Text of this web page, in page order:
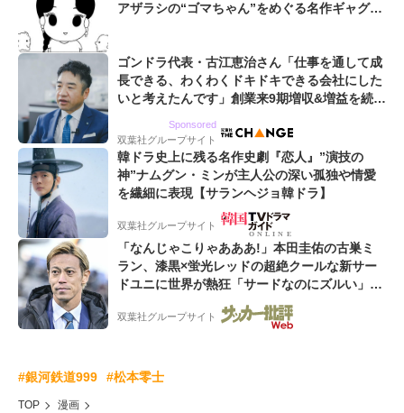
アザラシの“ゴマちゃん”をめぐる名作ギャグ4
ゴンドラ代表・古江恵治さん「仕事を通して成
長できる、わくわくドキドキできる会社にした
いと考えたんです」創業来9期増収&増益を続け
Sponsored
双葉社グループサイト
韓ドラ史上に残る名作史劇『恋人』”演技の
神”ナムグン・ミンが主人公の深い孤独や情愛
を繊細に表現【サランヘジョ韓ドラ】
双葉社グループサイト
「なんじゃこりゃあああ!」本田圭佑の古巣ミ
ラン、漆黒×蛍光レッドの超絶クールな新サー
ドユニに世界が熱狂「サードなのにズルい」
「こりゃかっけえわ」
双葉社グループサイト
#銀河鉄道999 #松本零士
TOP
漫画